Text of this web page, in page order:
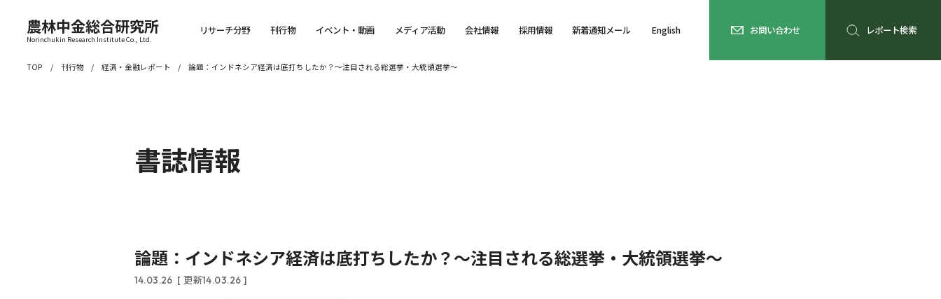
農林中金総合研究所
Norinchukin Research Institute Co., Ltd.
リサーチ分野 刊行物 イベント・動画 メディア活動 会社情報 採用情報 新着通知メール English お問い合わせ レポート検索
TOP 刊行物 経済・金融レポート 論題：インドネシア経済は底打ちしたか？～注目される総選挙・大統領選挙～
書誌情報
論題：インドネシア経済は底打ちしたか？～注目される総選挙・大統領選挙～
14.03.26 [ 更新14.03.26 ]